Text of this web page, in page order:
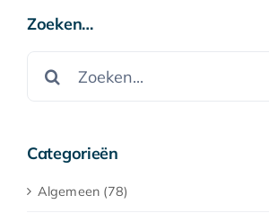
Zoeken…
naar:
Categorieën
Algemeen (78)